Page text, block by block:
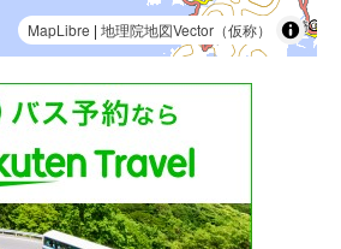
MapLibre |地理院地図Vector（仮称）